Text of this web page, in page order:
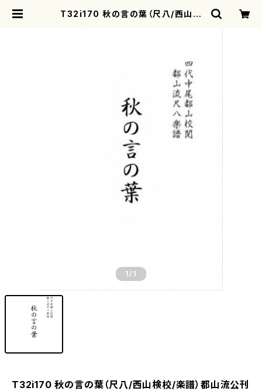
T32i170 秋の言の葉（尺八/西山検
1 /1
T32i170 秋の言の葉（尺八/西山検校/楽譜）都山流公刊